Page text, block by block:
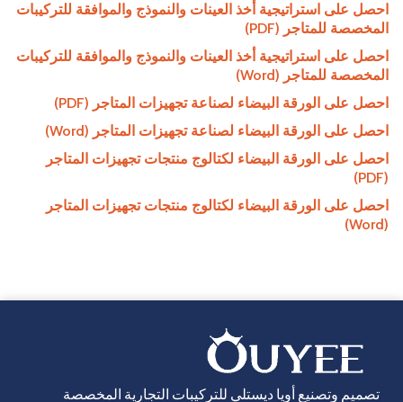
احصل على استراتيجية أخذ العينات والنموذج والموافقة للتركيبات
المخصصة للمتاجر (PDF)
احصل على استراتيجية أخذ العينات والنموذج والموافقة للتركيبات
المخصصة للمتاجر (Word)
احصل على الورقة البيضاء لصناعة تجهيزات المتاجر (PDF)
احصل على الورقة البيضاء لصناعة تجهيزات المتاجر (Word)
احصل على الورقة البيضاء لكتالوج منتجات تجهيزات المتاجر
(PDF)
احصل على الورقة البيضاء لكتالوج منتجات تجهيزات المتاجر
(Word)
تصميم وتصنيع أويا ديستلي للتركيبات التجارية المخصصة